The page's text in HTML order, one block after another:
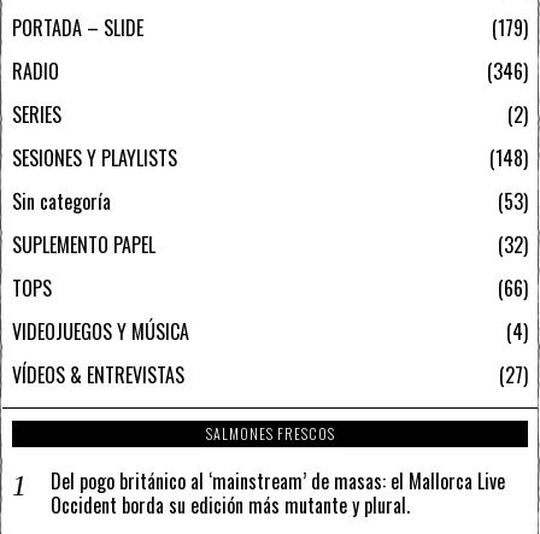
PORTADA – SLIDE
179
RADIO
346
SERIES
2
SESIONES Y PLAYLISTS
148
Sin categoría
53
SUPLEMENTO PAPEL
32
TOPS
66
VIDEOJUEGOS Y MÚSICA
4
VÍDEOS & ENTREVISTAS
27
SALMONES FRESCOS
Del pogo británico al ‘mainstream’ de masas: el Mallorca Live
Occident borda su edición más mutante y plural.